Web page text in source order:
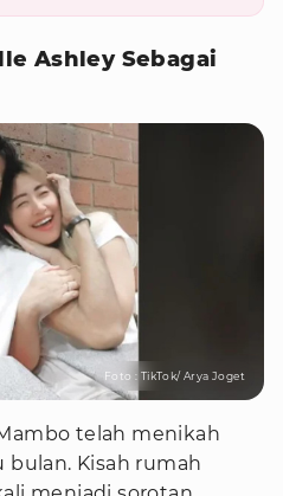
Ashley Sebagai
Foto : TikTok/ Arya Joget
telah menikah
Kisah rumah